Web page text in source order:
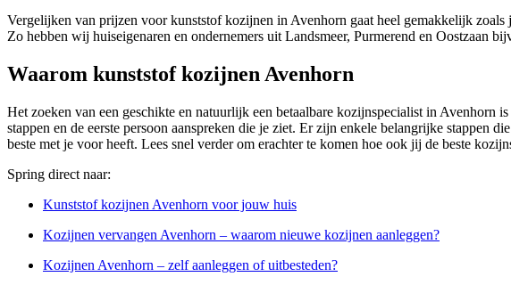
Vergelijken van prijzen voor kunststof kozijnen in Avenhorn gaat heel gemakkelijk
Zo hebben wij huiseigenaren en ondernemers uit Landsmeer, Purmerend en Oostzaan
Waarom kunststof kozijnen Avenhorn
Het zoeken van een geschikte en natuurlijk een betaalbare kozijnspecialist in
stappen en de eerste persoon aanspreken die je ziet. Er zijn enkele belangrijke
beste met je voor heeft. Lees snel verder om erachter te komen hoe ook jij de beste
Spring direct naar:
Kunststof kozijnen Avenhorn voor jouw huis
Kozijnen vervangen Avenhorn – waarom nieuwe kozijnen aanleggen?
Kozijnen Avenhorn – zelf aanleggen of uitbesteden?